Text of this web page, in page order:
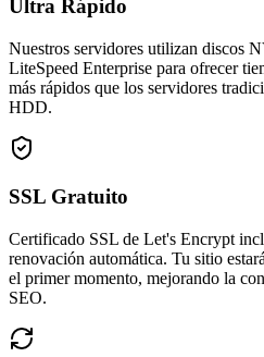
Ultra Rápido
Nuestros servidores utilizan discos
LiteSpeed Enterprise para ofrecer
más rápidos que los servidores
HDD.
SSL Gratuito
Certificado SSL de Let's Encrypt
renovación automática. Tu sitio
el primer momento, mejorando la
SEO.